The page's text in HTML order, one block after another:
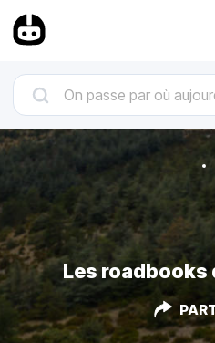
Les roadbooks